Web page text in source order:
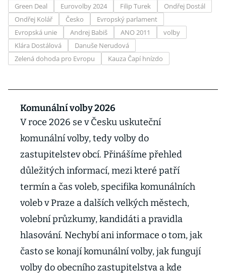
Green Deal
Eurovolby 2024 Filip Turek
Ondřej Dostál
Ondřej Kolář
Česko
Evropský parlament
Evropská unie
Andrej Babiš ANO 2011
volby
Klára Dostálová
Danuše Nerudová
Zelená dohoda pro Evropu
Kauza Čapí hnízdo
Komunální volby 2026
V roce 2026 se v Česku uskuteční
komunální volby, tedy volby do
zastupitelstev obcí. Přinášíme přehled
důležitých informací, mezi které patří
termín a čas voleb, specifika komunálních
voleb v Praze a dalších velkých městech,
volební průzkumy, kandidáti a pravidla
hlasování. Nechybí ani informace o tom, jak
často se konají komunální volby, jak fungují
volby do obecního zastupitelstva a kde